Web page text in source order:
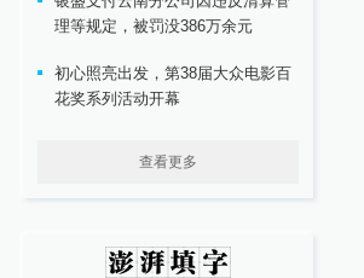
理等规定，被罚没386万余元
初心照亮出发，第38届大众电影百
花奖系列活动开幕
查看更多